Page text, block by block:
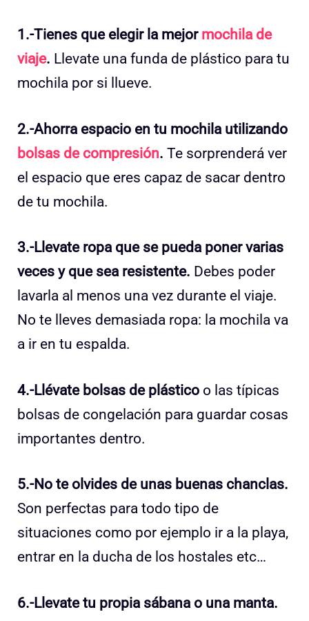
1.-Tienes que elegir la mejor mochila de
viaje. Llevate una funda de plástico para tu
mochila por si llueve.
2.-Ahorra espacio en tu mochila utilizando
bolsas de compresión. Te sorprenderá ver
el espacio que eres capaz de sacar dentro
de tu mochila.
3.-Llevate ropa que se pueda poner varias
veces y que sea resistente. Debes poder
lavarla al menos una vez durante el viaje.
No te lleves demasiada ropa: la mochila va
a ir en tu espalda.
4.-Llévate bolsas de plástico o las típicas
bolsas de congelación para guardar cosas
importantes dentro.
5.-No te olvides de unas buenas chanclas.
Son perfectas para todo tipo de
situaciones como por ejemplo ir a la playa,
entrar en la ducha de los hostales etc…
6.-Llevate tu propia sábana o una manta.